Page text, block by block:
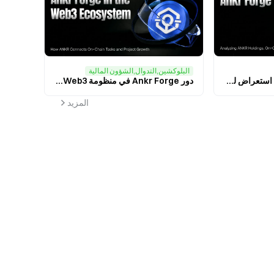
كيف يعمل Ankr Forge؟ استعراض لمقتنيات ANKR، والمهام على السلسلة، ونظام مكافآت نقاط Forge
البلوكشين,التدوال,الشؤون المالية
دور Ankr Forge في منظومة Web3: كيف يشكل ANKR جسرًا للمهام على السلسلة ويساهم في نمو المشاريع
المزيد